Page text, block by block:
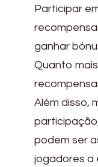
Participar
ganhar
Quanto
Além disso,
podem ser
jogadores a